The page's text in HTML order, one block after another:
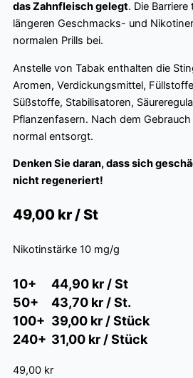
das Zahnfleisch gelegt. Die
längeren Geschmacks- und
normalen Prills bei.
Anstelle von Tabak enthalten die
Aromen, Verdickungsmittel,
Süßstoffe, Stabilisatoren,
Pflanzenfasern. Nach dem
normal entsorgt.
Denken Sie daran, dass sich
nicht regeneriert!
49,00 kr / St
Nikotinstärke 10 mg/g
10+
44,90 kr / St
50+
43,70 kr / St.
100+ 39,00 kr / Stück
240+ 31,00 kr / Stück
49,00 kr